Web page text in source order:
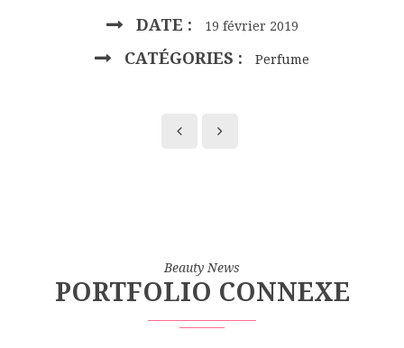
DATE : 19 février 2019
CATÉGORIES : Perfume
Beauty News
PORTFOLIO CONNEXE